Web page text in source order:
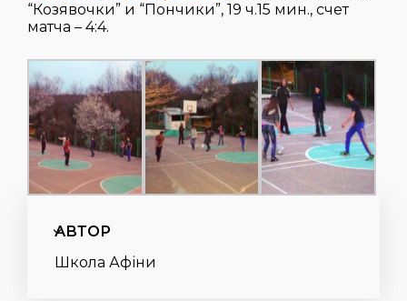
“Козявочки” и “Пончики”, 19 ч.15 мин., счет
матча – 4:4.
АВТОР
Школа Афіни